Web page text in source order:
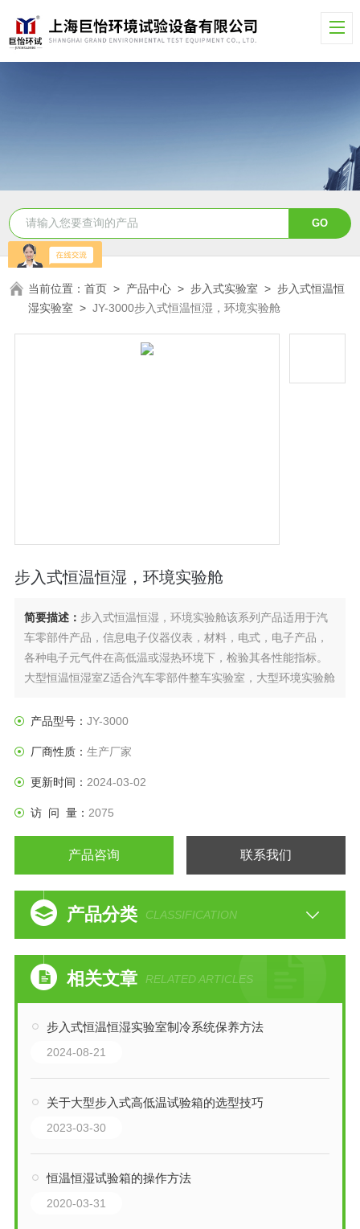
当前位置：首页 > 产品中心 >步入式实验室 >步入式恒温恒
湿实验室 >JY-3000步入式恒温恒湿，环境实验舱
步入式恒温恒湿，环境实验舱
简要描述： 步入式恒温恒湿，环境实验舱该系列产品适用于汽
车零部件产品，信息电子仪器仪表，材料，电式，电子产品，
各种电子元气件在高低温或湿热环境下，检验其各性能指标。
大型恒温恒湿室Z适合汽车零部件整车实验室，大型环境实验舱
产品型号： JY-3000
厂商性质： 生产厂家
更新时间： 2024-03-02
访 问 量： 2075
产品咨询 联系我们
产品分类 CLASSIFICATION
相关文章 RELATED ARTICLES
步入式恒温恒湿实验室制冷系统保养方法
2024-08-21
关于大型步入式高低温试验箱的选型技巧
2023-03-30
恒温恒湿试验箱的操作方法
2020-03-31